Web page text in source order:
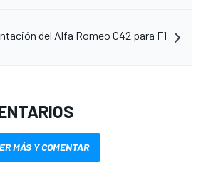
del Alfa Romeo C42 para F1
MÁS Y COMENTAR